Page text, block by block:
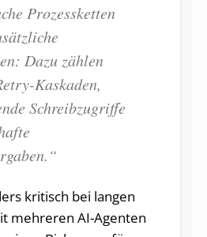
Prozessketten
Dazu zählen
Kaskaden,
Schreibzugriffe
kritisch bei langen
mehreren AI-Agenten